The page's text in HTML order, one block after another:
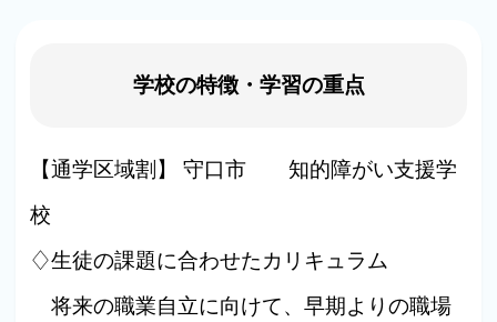
学校の特徴・学習の重点
【通学区域割】 守口市 知的障がい支援学
校
♢生徒の課題に合わせたカリキュラム
将来の職業自立に向けて、早期よりの職場